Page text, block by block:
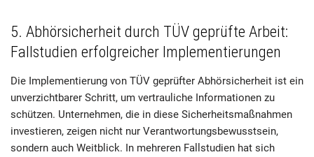
5. Abhörsicherheit durch TÜV geprüfte Arbeit:
Fallstudien erfolgreicher Implementierungen
Die Implementierung von TÜV geprüfter Abhörsicherheit ist ein
unverzichtbarer Schritt, um vertrauliche Informationen zu
schützen. Unternehmen, die in diese Sicherheitsmaßnahmen
investieren, zeigen nicht nur Verantwortungsbewusstsein,
sondern auch Weitblick. In mehreren Fallstudien hat sich